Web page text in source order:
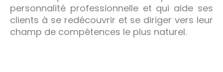
personnalité professionnelle et qui aide ses
clients à se redécouvrir et se diriger vers leur
champ de compétences le plus naturel.